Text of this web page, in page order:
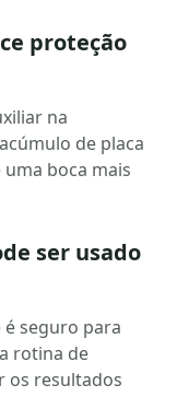
proteção
na
de placa
boca mais
ser usado
é seguro para
rotina de
os resultados